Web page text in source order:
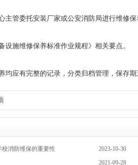
主管委托安装厂家或公安消防局进行维修保
设施维修保养标准作业规程》相关要点。
均应有完整的记录，分类归档管理，保存期
2023-10-30
消防维保的重要性
2021-09-28